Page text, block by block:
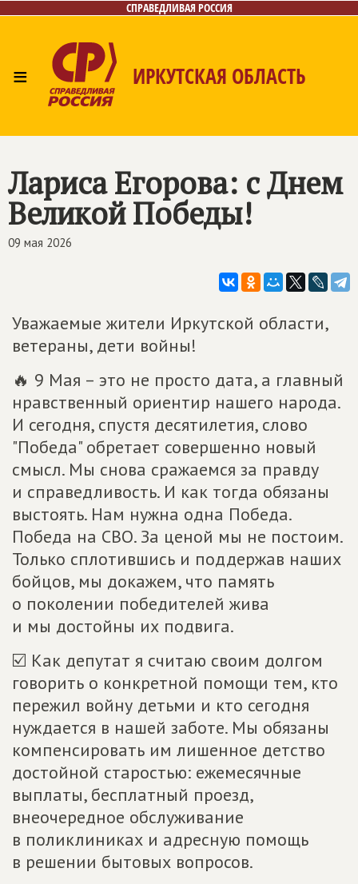
СПРАВЕДЛИВАЯ РОССИЯ
≡ ИРКУТСКАЯ ОБЛАСТЬ
Интернет-приёмная
Контакты
Лариса Егорова: с Днем
Великой Победы!
09 мая 2026
Уважаемые жители Иркутской области,
ветераны, дети войны!
🔥 9 Мая – это не просто дата, а главный
нравственный ориентир нашего народа.
И сегодня, спустя десятилетия, слово
"Победа" обретает совершенно новый
смысл. Мы снова сражаемся за правду
и справедливость. И как тогда обязаны
выстоять. Нам нужна одна Победа.
Победа на СВО. За ценой мы не постоим.
Только сплотившись и поддержав наших
бойцов, мы докажем, что память
о поколении победителей жива
и мы достойны их подвига.
☑️ Как депутат я считаю своим долгом
говорить о конкретной помощи тем, кто
пережил войну детьми и кто сегодня
нуждается в нашей заботе. Мы обязаны
компенсировать им лишенное детство
достойной старостью: ежемесячные
выплаты, бесплатный проезд,
внеочередное обслуживание
в поликлиниках и адресную помощь
в решении бытовых вопросов.